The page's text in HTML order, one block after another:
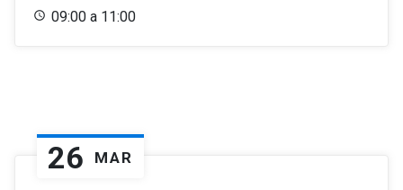
09:00 a 11:00
26 MAR